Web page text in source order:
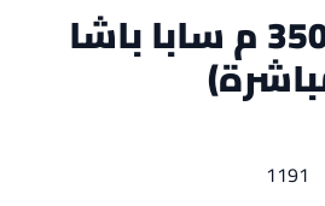
شقة للبيع 350 م سابا باشا
1191